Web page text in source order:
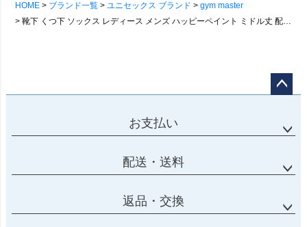
HOME ブランド一覧 ユニセックス ブランド
gym master
靴下 くつ下 ソックス レディース メンズ ハッピーペイント ミドル丈 配色切り替え 裏パイル パイル使い 抗菌加工 肉厚 カジュアル アウトドア お出かけ PATY パティ gym master ジムマスター [メール便25]
お支払い
配送・送料
返品・交換